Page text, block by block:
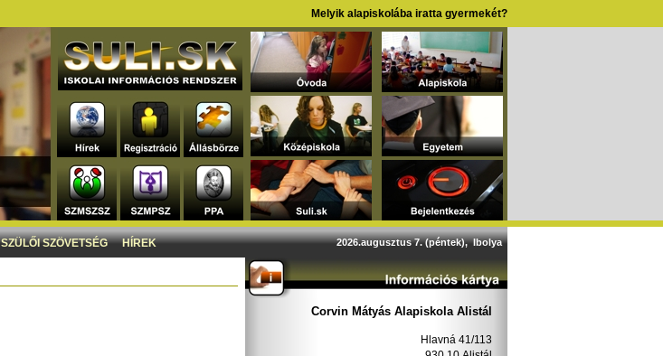
Melyik alapiskolába iratta gyermekét?
SZÜLŐI SZÖVETSÉG HÍREK 2026.augusztus 7. (péntek), Ibolya
Corvin Mátyás Alapiskola Alistál
Hlavná 41/113